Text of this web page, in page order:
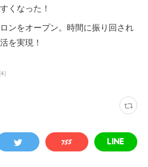
くなった！
ンをオープン。時間に振り回され
を実現！
(4)